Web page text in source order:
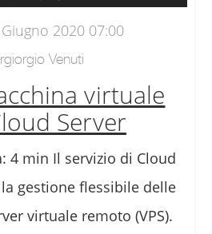
2020 07:00
Venuti
virtuale
Server
4 min Il servizio di Cloud
gestione flessibile delle
virtuale remoto (VPS).